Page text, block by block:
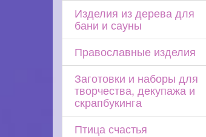
Изделия из дерева для
бани и сауны
Православные изделия
Заготовки и наборы для
творчества, декупажа и
скрапбукинга
Птица счастья